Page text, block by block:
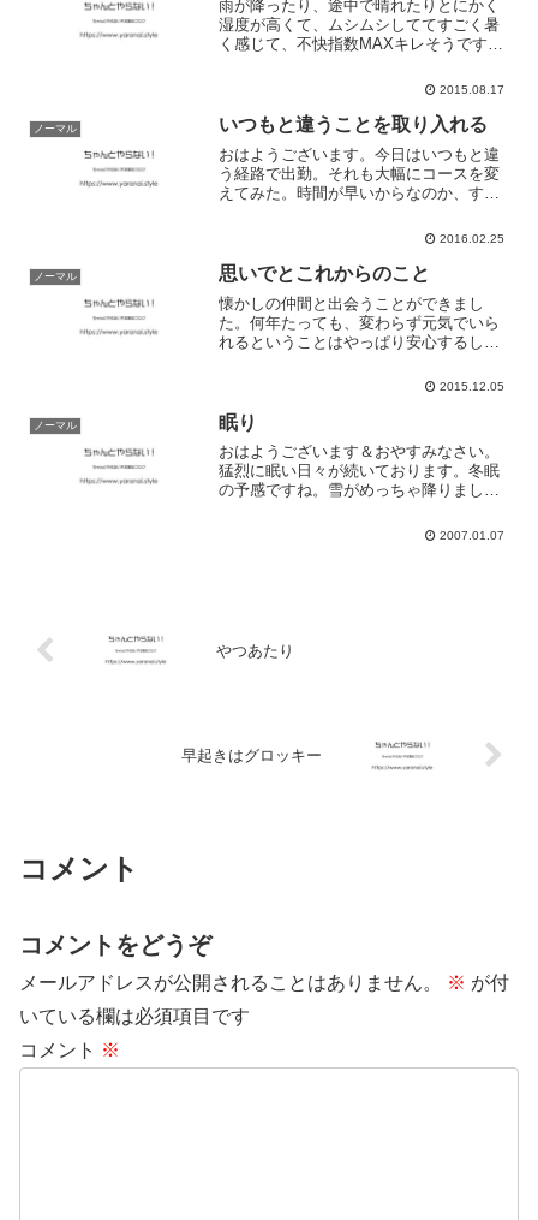
雨が降ったり、途中で晴れたりとにかく
湿度が高くて、ムシムシしててすごく暑
く感じて、不快指数MAXキレそうです
ダウンで負のスパイラル。仕事帰りに素
しょう。終わり良けれ...
2015.08.17
ノーマル いつもと違うことを取り入れる
おはようございます。今日はいつもと違
う経路で出勤。それも大幅にコースを変
えてみた。時間が早いからなのか、すご
していることが多いけれどね。こんな、
って。高校生や大学生が多...
2016.02.25
ノーマル 思いでとこれからのこと
懐かしの仲間と出会うことができまし
た。何年たっても、変わらず元気でいら
れるということはやっぱり安心するし、
なことだと思いました。でもでも、未来
してそこの線引きがモヤモヤ...
2015.12.05
ノーマル 眠り
おはようございます＆おやすみなさい。
猛烈に眠い日々が続いております。冬眠
の予感ですね。雪がめっちゃ降りまし
が遅れるし、外は寒いし。あまり好きじ
2007.01.07
やつあたり
早起きはグロッキー
コメント
コメントをどうぞ
メールアドレスが公開されることはありません。 ※ が付
いている欄は必須項目です
コメント ※